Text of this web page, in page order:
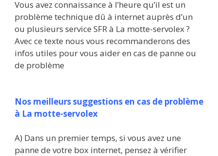
Vous avez connaissance à l’heure qu’il est un
problème technique dû à internet auprès d’un
ou plusieurs service SFR à La motte-servolex ?
Avec ce texte nous vous recommanderons des
infos utiles pour vous aider en cas de panne ou
de problème
Nos meilleurs suggestions en cas de problème
à La motte-servolex
A) Dans un premier temps, si vous avez une
panne de votre box internet, pensez à vérifier